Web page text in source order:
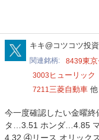
kiki11392132
キキ@コツコツ投資
関連銘柄
8439東
3003 ヒューリック
7211三菱自動車 他
今一度確認したい金曜
タ…3.51 ホンダ…4.85
4.32 ④リース オリック